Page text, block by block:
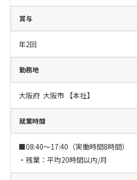
賞与
年2回
勤務地
大阪府  大阪市 【本社】
就業時間
■08:40～17:40（実働時間8時間）
・残業：平均20時間以内/月